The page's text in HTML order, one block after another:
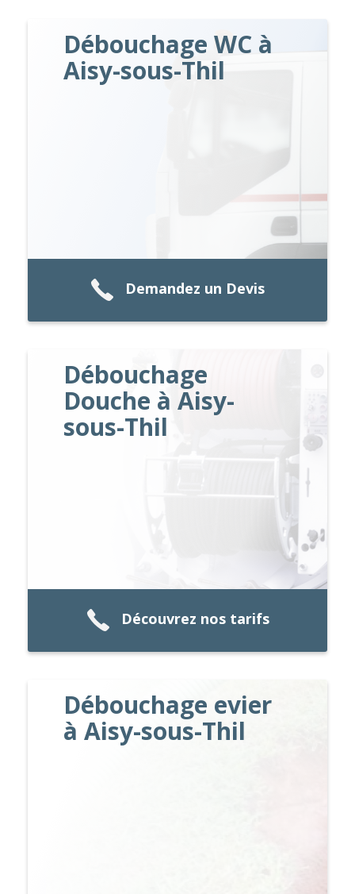
Débouchage WC à
Aisy-sous-Thil
Demandez un Devis
Débouchage
Douche à Aisy-
sous-Thil
Découvrez nos tarifs
Débouchage evier
à Aisy-sous-Thil